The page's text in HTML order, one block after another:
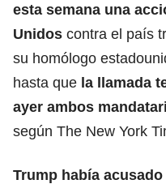
esta semana una
Unidos contra el país
su homólogo
hasta que la llamada
ayer ambos
según The New York
Trump había